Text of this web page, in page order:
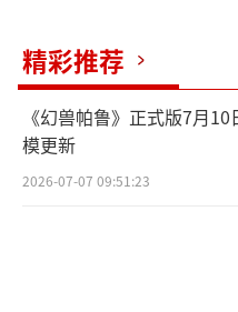
精彩推荐
《幻兽帕鲁》正式版7月
模更新
2026-07-07 09:51:23